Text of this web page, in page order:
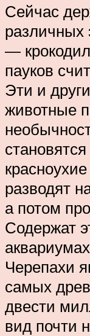
Сейчас
различных
—
пауков
Эти и
животные
разводят
а потом
Содержат
Черепахи
самых
двести
вид почти